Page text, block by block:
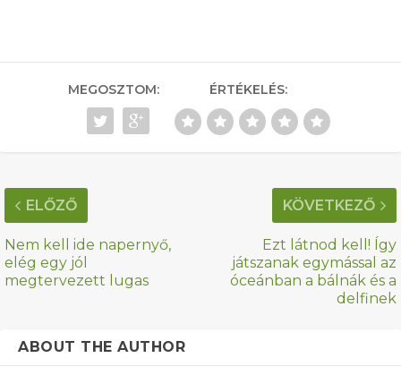
MEGOSZTOM: ÉRTÉKELÉS:
ELŐZŐ
Nem kell ide napernyő,
elég egy jól
megtervezett lugas
KÖVETKEZŐ
Ezt látnod kell! Így
játszanak egymással az
óceánban a bálnák és a
delfinek
ABOUT THE AUTHOR